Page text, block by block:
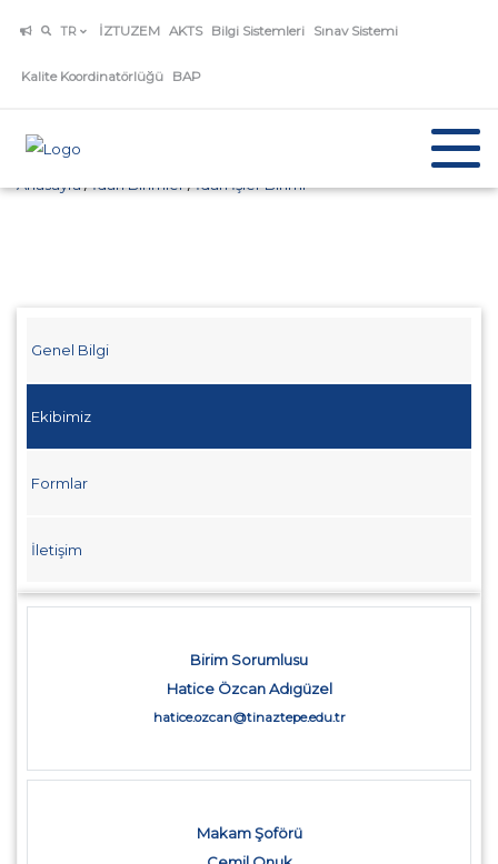
TR İZTUZEM AKTS Bilgi Sistemleri Sınav Sistemi
Kalite Koordinatörlüğü BAP
Anasayfa/İdari Birimler/İdari İşler Birimi
Genel Bilgi
Ekibimiz
Formlar
İletişim
Birim Sorumlusu
Hatice Özcan Adıgüzel
hatice.ozcan@tinaztepe.edu.tr
Makam Şoförü